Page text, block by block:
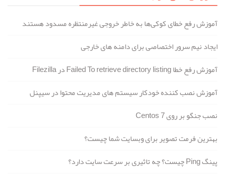
آموزش رفع خطای کوکی‌ها به خاطر خروجی غیرمنتظره مسدود هستند
ایجاد نیم سرور اختصاصی برای دامنه های خارجی
آموزش رفع خطا Failed To retrieve directory listing در Filezilla
آموزش نصب کننده خودکار سیستم های مدیریت محتوا در سیپنل
نصب جنگو بر روی Centos 7
بهترین فرمت تصویر برای وبسایت شما چیست؟
پینگ Ping چیست؟ چه تاثیری بر سرعت سایت دارد؟